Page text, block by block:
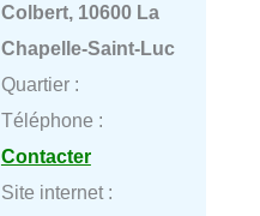
Colbert, 10600 La
Chapelle-Saint-Luc
Quartier :
Téléphone :
Contacter
Site internet :